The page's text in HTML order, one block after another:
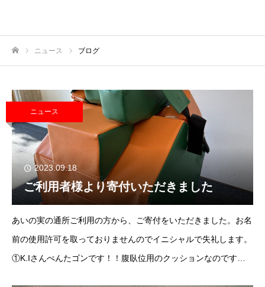
ニュース ブログ
ニュース
2023.09.18
ご利用者様より寄付いただきました
あいの実の通所ご利用の方から、ご寄付をいただきました。お名
前の使用許可を取っておりませんのでイニシャルで失礼します。
①K.Iさんぺんたゴンです！！腹臥位用のクッションなのです